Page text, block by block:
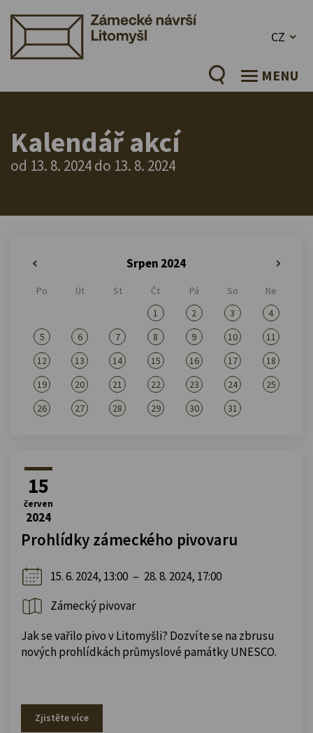
CZ
MENU
Kalendář akcí
od 13. 8. 2024 do 13. 8. 2024
Srpen 2024
Po Út St Čt Pá So
Ne
1
2 3
4
5
6 7 8 9 10
11
12
13 14 15 16 17
18
19
20 21 22 23 24
25
26
27 28 29 30 31
15
červen
2024
Prohlídky zámeckého pivovaru
15. 6. 2024, 13:00 – 28. 8. 2024, 17:00
Zámecký pivovar
Jak se vařilo pivo v Litomyšli? Dozvíte se na zbrusu
nových prohlídkách průmyslové památky UNESCO.
Zjistěte více